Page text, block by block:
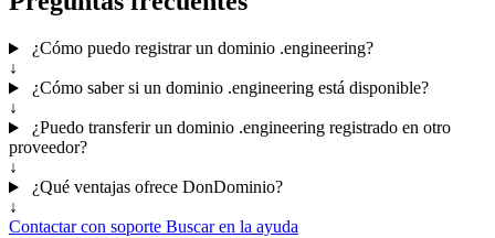
¿Cómo puedo registrar un dominio .engineering?
↓
¿Cómo saber si un dominio .engineering está disponible?
↓
¿Puedo transferir un dominio .engineering registrado en otro
proveedor?
↓
¿Qué ventajas ofrece DonDominio?
↓
Contactar con soporte Buscar en la ayuda